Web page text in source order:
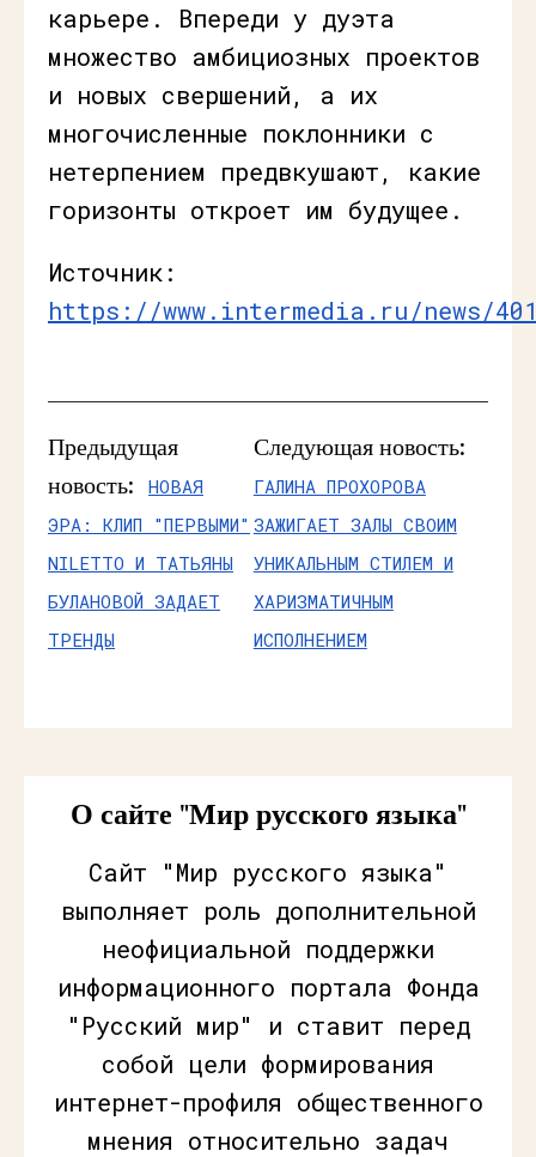
карьере. Впереди у дуэта
множество амбициозных проектов
и новых свершений, а их
многочисленные поклонники с
нетерпением предвкушают, какие
горизонты откроет им будущее.
Источник:
https://www.intermedia.ru/news/
Предыдущая
новость:
НОВАЯ
ЭРА: КЛИП "ПЕРВЫМИ"
NILETTO И ТАТЬЯНЫ
БУЛАНОВОЙ ЗАДАЕТ
ТРЕНДЫ
Следующая новость:
ГАЛИНА ПРОХОРОВА
ЗАЖИГАЕТ ЗАЛЫ СВОИМ
УНИКАЛЬНЫМ СТИЛЕМ И
ХАРИЗМАТИЧНЫМ
ИСПОЛНЕНИЕМ
О сайте "Мир русского языка"
Сайт "Мир русского языка"
выполняет роль дополнительной
неофициальной поддержки
информационного портала Фонда
"Русский мир" и ставит перед
собой цели формирования
интернет-профиля общественного
мнения относительно задач